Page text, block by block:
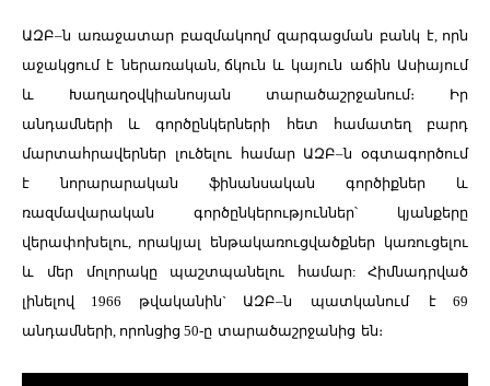
ԱԶԲ–ն առաջատար բազմակողմ զարգացման բանկ է, որն
աջակցում է ներառական, ճկուն և կայուն աճին Ասիայում
և
Խաղաղօվկիանոսյան տարածաշրջանում։
Իր
անդամների
և գործընկերների հետ համատեղ
բարդ
մարտահրավերներ լուծելու համար ԱԶԲ–ն օգտագործում
է
նորարարական ֆինանսական գործիքներ
և
ռազմավարական
գործընկերություններ՝
կյանքերը
վերափոխելու, որակյալ ենթակառուցվածքներ կառուցելու
և
մեր մոլորակը պաշտպանելու համար:Հիմնադրված
լինելով 1966 թվականին` ԱԶԲ–ն պատկանում է69
անդամների, որոնցից 50-ը տարածաշրջանից են։